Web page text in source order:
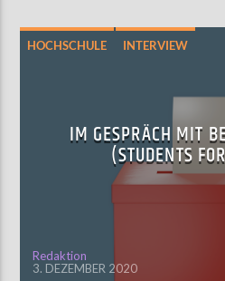
HOCHSCHULE INTERVIEW
IM GESPRÄCH MIT
(STUDENTS
Redaktion
3. DEZEMBER 2020